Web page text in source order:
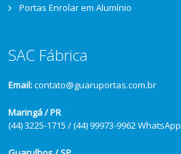
Portas Enrolar em Alumínio
SAC Fábrica
Email:contato@guaruportas.com.br
Maringá / PR
(44) 3225-1715 / (44) 99973-9962 WhatsApp